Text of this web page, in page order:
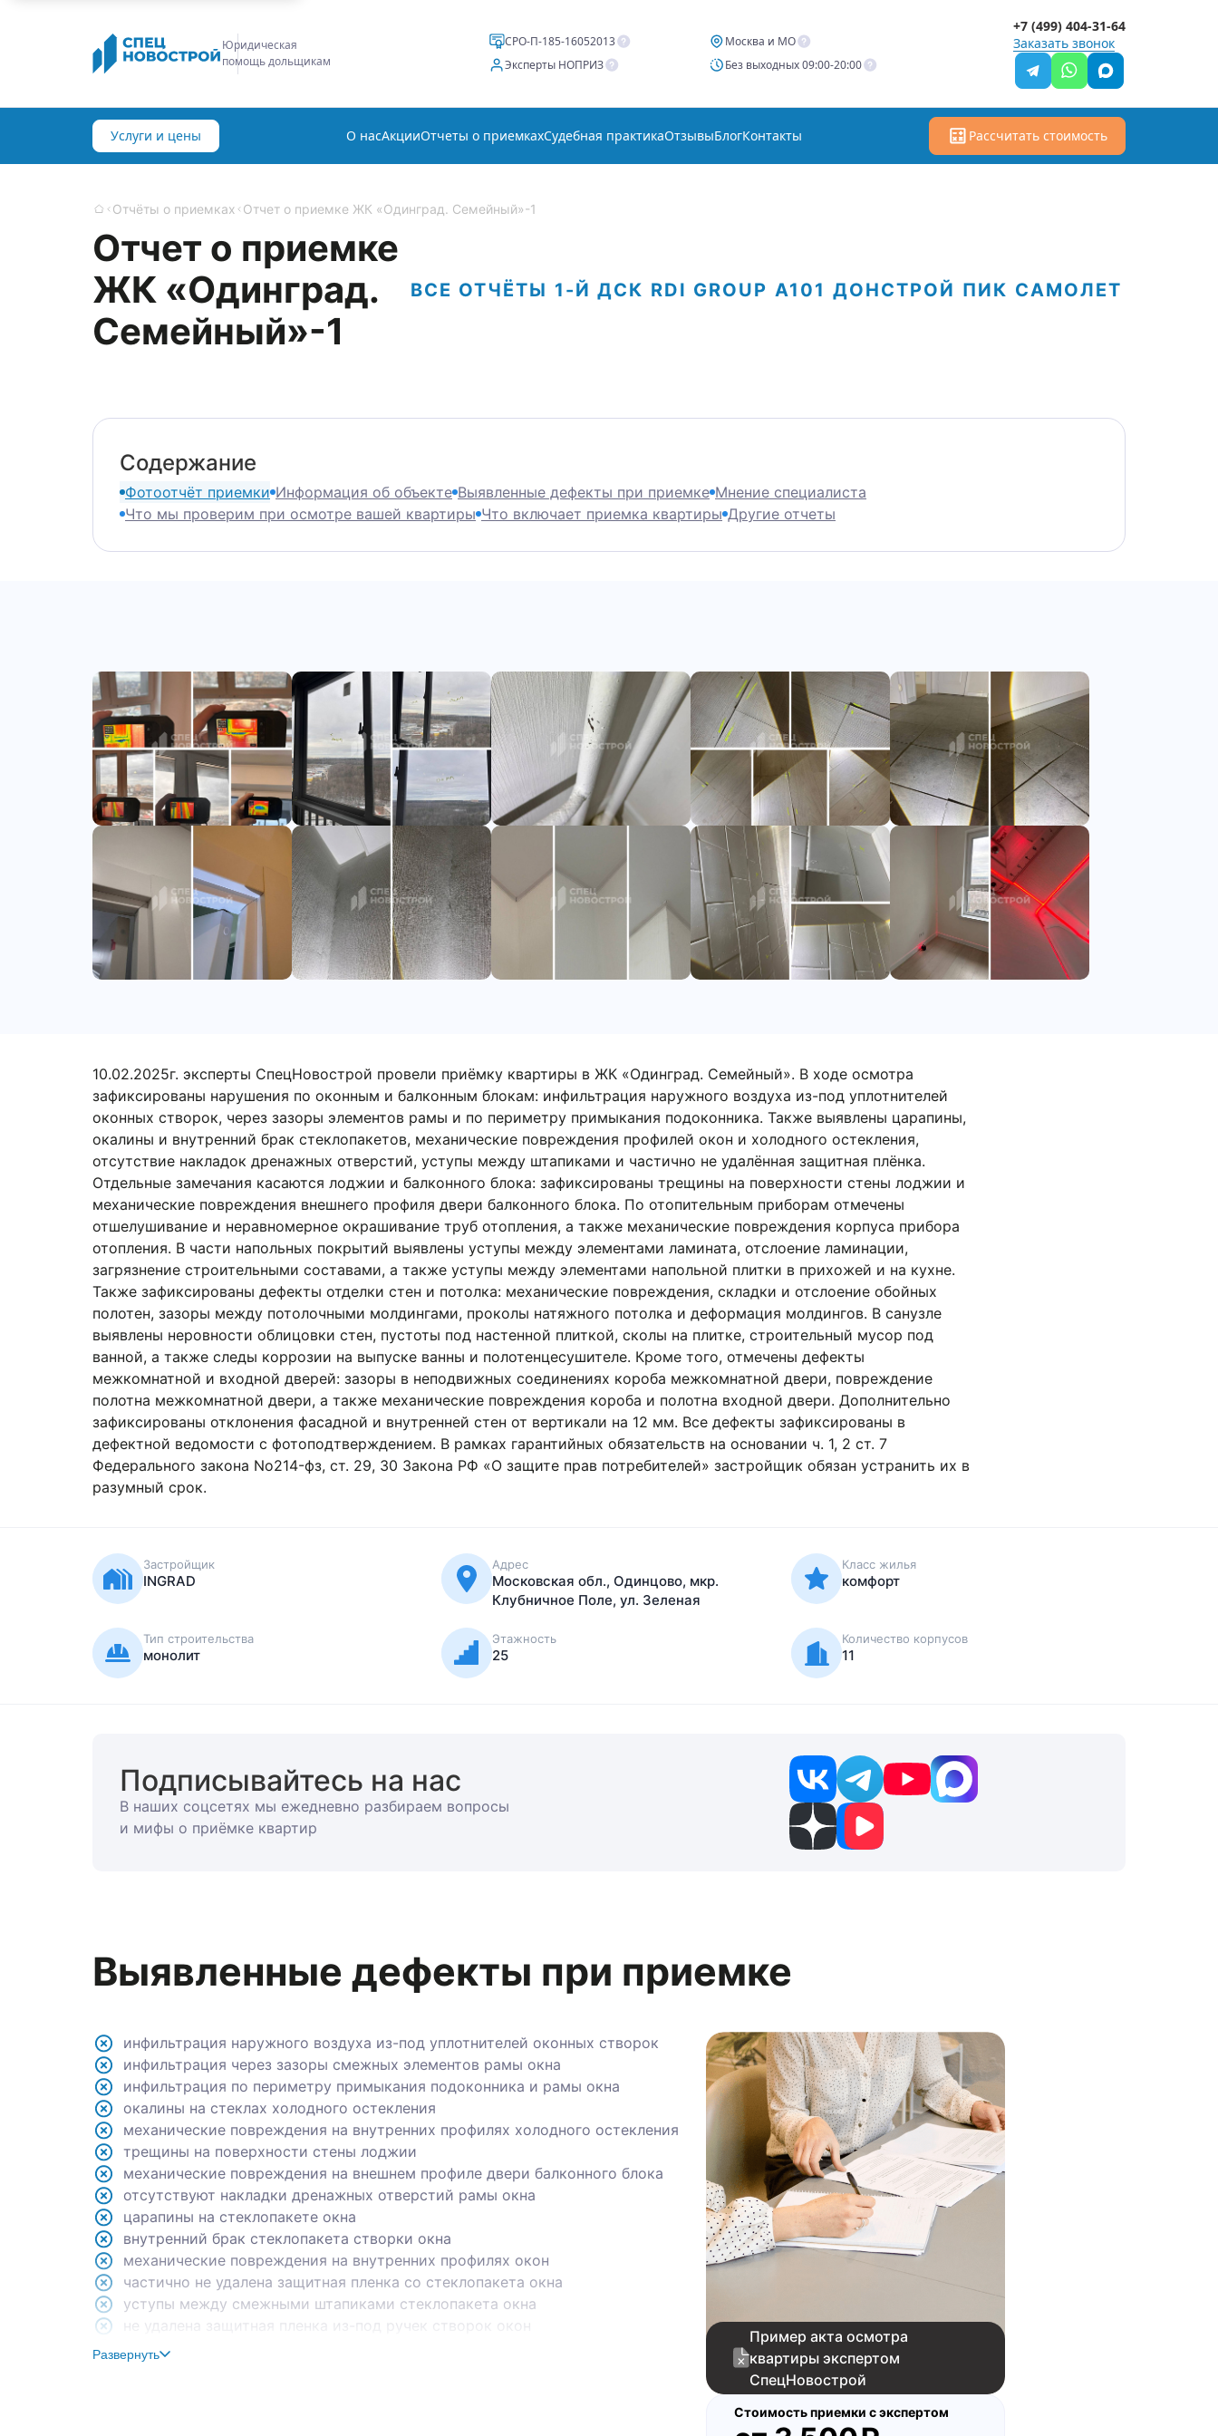
Строительная
экспертиза
СРО-П-185-16052013
Москва и МО
Эксперты НОПРИЗ
Без выходных 09:00-20:00
Заказать звонок
+7 (499) 404-31-64
Услуги и цены О насАкцииОтчеты о приемкахСудебная практикаОтзывыБлогКонтакты Рассчитать стоимость
Главная
Отчёты о приемках Отчет о приемке ЖК «Одинград. Семейный»-1
Отчет о приемке
ЖК «Одинград.
Семейный»-1
ВСЕ ОТЧЁТЫ 1-Й ДСК RDI GROUP А101 ДОНСТРОЙ ПИК САМОЛЕТ
Содержание
Фотоотчёт приемки Информация об объекте Выявленные дефекты при приемке Мнение специалиста
Что мы проверим при осмотре вашей квартиры Что включает приемка квартиры Другие отчеты
10.02.2025г. эксперты СпецНовострой провели приёмку квартиры в ЖК «Одинград. Семейный». В ходе осмотра
зафиксированы нарушения по оконным и балконным блокам: инфильтрация наружного воздуха из-под уплотнителей
оконных створок, через зазоры элементов рамы и по периметру примыкания подоконника. Также выявлены царапины,
окалины и внутренний брак стеклопакетов, механические повреждения профилей окон и холодного остекления,
отсутствие накладок дренажных отверстий, уступы между штапиками и частично не удалённая защитная плёнка.
Отдельные замечания касаются лоджии и балконного блока: зафиксированы трещины на поверхности стены лоджии и
механические повреждения внешнего профиля двери балконного блока. По отопительным приборам отмечены
отшелушивание и неравномерное окрашивание труб отопления, а также механические повреждения корпуса прибора
отопления. В части напольных покрытий выявлены уступы между элементами ламината, отслоение ламинации,
загрязнение строительными составами, а также уступы между элементами напольной плитки в прихожей и на кухне.
Также зафиксированы дефекты отделки стен и потолка: механические повреждения, складки и отслоение обойных
полотен, зазоры между потолочными молдингами, проколы натяжного потолка и деформация молдингов. В санузле
выявлены неровности облицовки стен, пустоты под настенной плиткой, сколы на плитке, строительный мусор под
ванной, а также следы коррозии на выпуске ванны и полотенцесушителе. Кроме того, отмечены дефекты
межкомнатной и входной дверей: зазоры в неподвижных соединениях короба межкомнатной двери, повреждение
полотна межкомнатной двери, а также механические повреждения короба и полотна входной двери. Дополнительно
зафиксированы отклонения фасадной и внутренней стен от вертикали на 12 мм. Все дефекты зафиксированы в
дефектной ведомости с фотоподтверждением. В рамках гарантийных обязательств на основании ч. 1, 2 ст. 7
Федерального закона No214-фз, ст. 29, 30 Закона РФ «О защите прав потребителей» застройщик обязан устранить их в
разумный срок.
Застройщик
INGRAD
Адрес
Московская обл., Одинцово, мкр.
Клубничное Поле, ул. Зеленая
Класс жилья
комфорт
Тип строительства
монолит
Этажность
25
Количество корпусов
11
Подписывайтесь на нас
В наших соцсетях мы ежедневно разбираем вопросы
и мифы о приёмке квартир
Выявленные дефекты при приемке
инфильтрация наружного воздуха из-под уплотнителей оконных створок
инфильтрация через зазоры смежных элементов рамы окна
инфильтрация по периметру примыкания подоконника и рамы окна
окалины на стеклах холодного остекления
механические повреждения на внутренних профилях холодного остекления
трещины на поверхности стены лоджии
механические повреждения на внешнем профиле двери балконного блока
отсутствуют накладки дренажных отверстий рамы окна
царапины на стеклопакете окна
внутренний брак стеклопакета створки окна
механические повреждения на внутренних профилях окон
частично не удалена защитная пленка со стеклопакета окна
уступы между смежными штапиками стеклопакета окна
не удалена защитная пленка из-под ручек створок окон
отшелушивание краски с труб отопления, неравномерное окрашивание
Развернуть
Пример акта осмотра
квартиры экспертом
СпецНовострой
Стоимость приемки с экспертом